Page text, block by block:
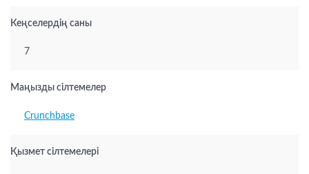
Кеңселердің саны
7
Маңызды сілтемелер
Crunchbase
Қызмет сілтемелері